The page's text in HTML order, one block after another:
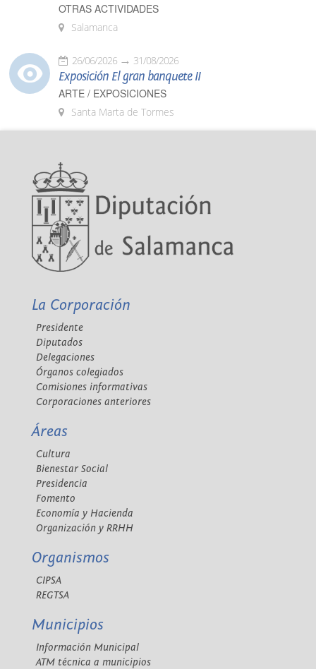
OTRAS ACTIVIDADES
Salamanca
26/06/2026 31/08/2026
Exposición El gran banquete II
ARTE / EXPOSICIONES
Santa Marta de Tormes
La Corporación
Presidente
Diputados
Delegaciones
Órganos colegiados
Comisiones informativas
Corporaciones anteriores
Áreas
Cultura
Bienestar Social
Presidencia
Fomento
Economía y Hacienda
Organización y RRHH
Organismos
CIPSA
REGTSA
Municipios
Información Municipal
ATM técnica a municipios